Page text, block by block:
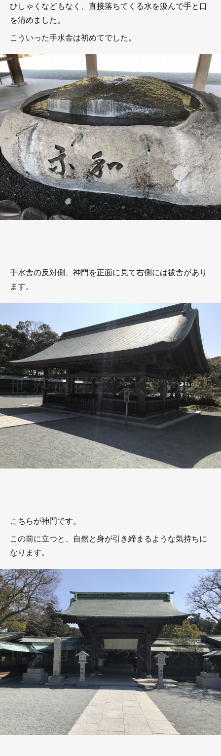
ひしゃくなどもなく、直接落ちてくる水を汲んで手と口
を清めました。
こういった手水舎は初めてでした。
手水舎の反対側、神門を正面に見て右側には祓舎があり
ます。
こちらが神門です。
この前に立つと、自然と身が引き締まるような気持ちに
なります。